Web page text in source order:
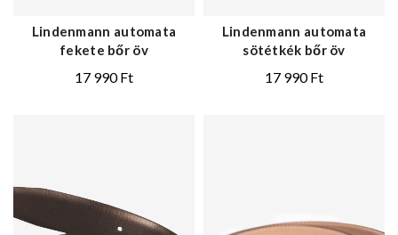
Lindenmann automata
fekete bőr öv
17 990Ft
Lindenmann automata
sötétkék bőr öv
17 990Ft